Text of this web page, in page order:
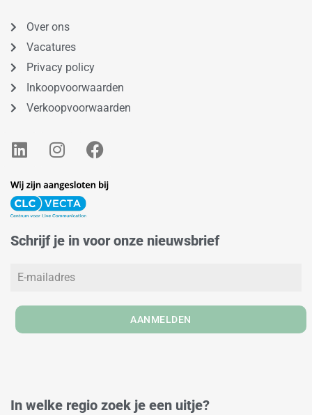
Over ons
Vacatures
Privacy policy
Inkoopvoorwaarden
Verkoopvoorwaarden
L
i
k
e
i
I
n
t
a
r
m
F
a
e
o
Schrijf je in voor onze nieuwsbrief
AANMELDEN
In welke regio zoek je een uitje?